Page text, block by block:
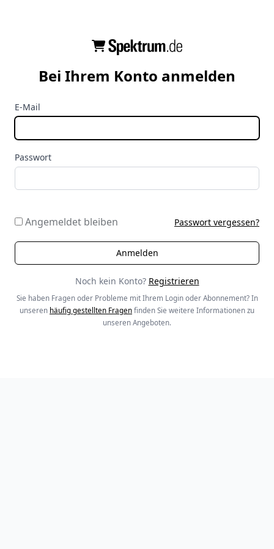
Bei Ihrem Konto anmelden
E-Mail
Passwort
Angemeldet bleiben Passwort vergessen?
Noch kein Konto? Registrieren
Sie haben Fragen oder Probleme mit Ihrem Login oder Abonnement? In
unseren häufig gestellten Fragen finden Sie weitere Informationen zu
unseren Angeboten.